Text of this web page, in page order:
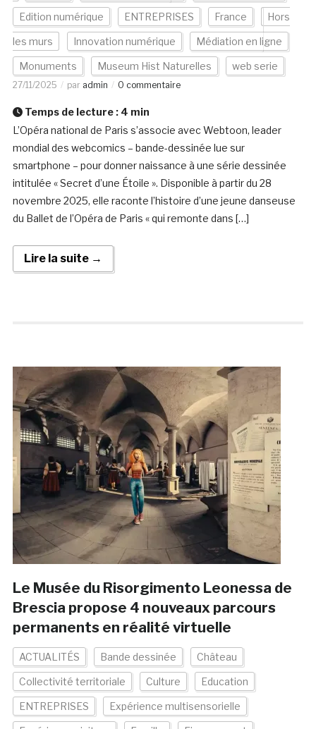
Edition numérique ENTREPRISES France Hors
les murs Innovation numérique Médiation en ligne
Monuments Museum Hist Naturelles web serie
27/11/2025 par admin 0 commentaire
Temps de lecture : 4 min
L’Opéra national de Paris s’associe avec Webtoon, leader
mondial des webcomics – bande-dessinée lue sur
smartphone – pour donner naissance à une série dessinée
intitulée « Secret d’une Étoile ». Disponible à partir du 28
novembre 2025, elle raconte l’histoire d’une jeune danseuse
du Ballet de l’Opéra de Paris « qui remonte dans […]
Lire la suite →
Le Musée du Risorgimento Leonessa de
Brescia propose 4 nouveaux parcours
permanents en réalité virtuelle
ACTUALITÉS Bande dessinée Château
Collectivité territoriale Culture Education
ENTREPRISES Expérience multisensorielle